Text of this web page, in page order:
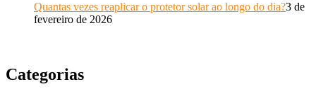
Quantas vezes reaplicar o protetor solar ao longo do dia?3 de
fevereiro de 2026
Categorias